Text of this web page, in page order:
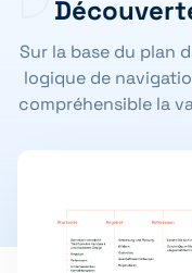
Sur la base du plan
logique de
compréhensible la